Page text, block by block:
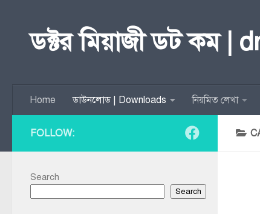
ডক্টর মিয়াজী ডট কম |
Home ডাউনলোড | Downloads নিয়মিত লেখা
FOLLOW:
Search
Search